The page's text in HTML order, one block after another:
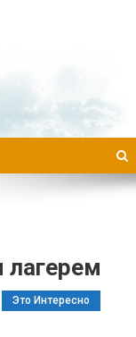
лагерем
Это Интересно